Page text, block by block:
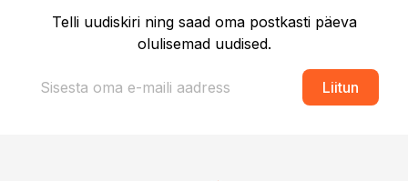
Telli uudiskiri ning saad oma postkasti päeva
olulisemad uudised.
Liitun